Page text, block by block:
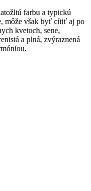
farbu a typickú
môže však byť cítiť aj po
kvetoch, sene,
a plná, zvýraznená